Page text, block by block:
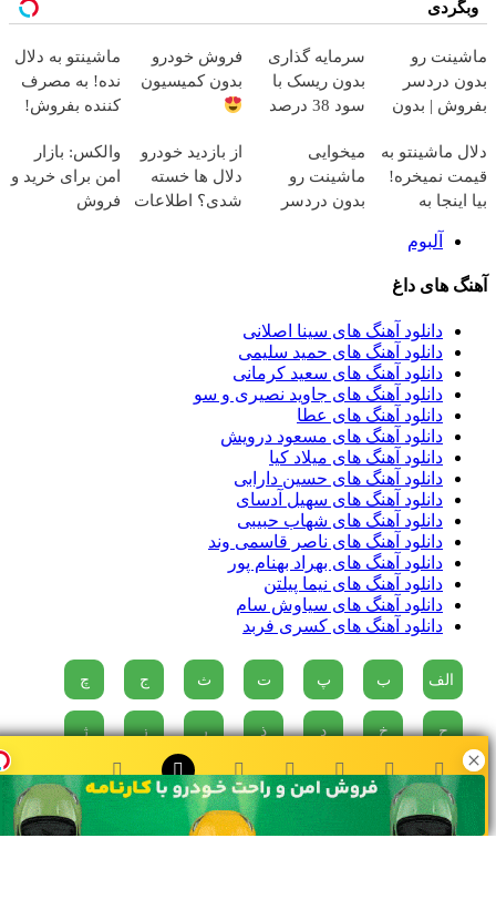
وبگردی
ماشینت رو
بدون دردسر
بفروش | بدون
سرمایه گذاری
بدون ریسک با
سود 38 درصد
فروش خودرو
بدون کمیسیون
ماشینتو به دلال
نده! به مصرف
کننده بفروش!
یک تماس
دلال ماشینتو به
قیمت نمیخره!
بیا اینجا به
بفروش*فقط
خریدار واقعی*
میخوایی
ماشینت رو
بدون دردسر
از بازدید خودرو
دلال ها خسته
شدی؟ اطلاعات
والکس: بازار
امن برای خرید و
فروش
آلبوم
آهنگ های داغ
دانلود آهنگ های سینا اصلانی
دانلود آهنگ های حمید سلیمی
دانلود آهنگ های سعید کرمانی
دانلود آهنگ های جاوید نصیری و سو
دانلود آهنگ های عطا
دانلود آهنگ های مسعود درویش
دانلود آهنگ های میلاد کیا
دانلود آهنگ های حسین دارابی
دانلود آهنگ های سهیل آدسای
دانلود آهنگ های شهاب حبیبی
دانلود آهنگ های ناصر قاسمی وند
دانلود آهنگ های بهراد بهنام پور
دانلود آهنگ های نیما پیلتن
دانلود آهنگ های سیاوش سام
دانلود آهنگ های کسری فربد
الف ب پ ت ث ج چ
ح خ د ذ ر ز ژ
س ش ص ض ط ظ ع
غ ف ق ک گ ل م
مش احمد - قنبر راستگو 0:00